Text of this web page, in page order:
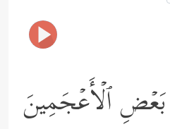
بَعۡضِ ٱلۡأَعۡجَمِینَ